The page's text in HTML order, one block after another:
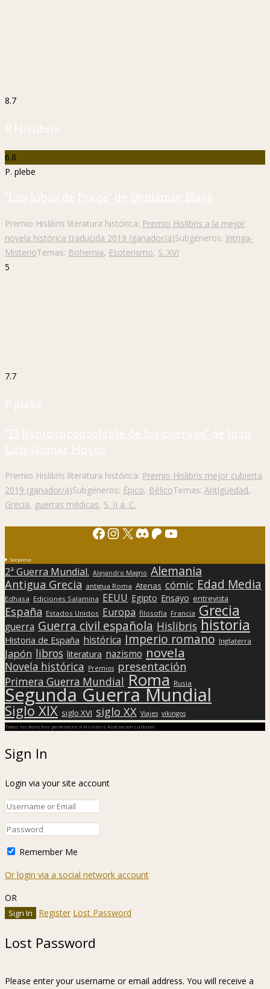
8.7
P. Hislibris
6.8
P. plebe
"Los lobos de Praga" de Benjamin Black
Premio Hislibris literatura histórica: Premio Hislibris a la mejor
novela histórica traducida 2019 (ganador/a)Subgéneros: Intriga-
MisterioTemas: Bohemia, Esoterismo, S. XVI
5
7.7
P. plebe
"El llanto inconsolable de los cuervos" de Juan
Luis Gomar Hoyos
Premio Hislibris literatura histórica: Premio Hislibris mejor cubierta
2019 (ganador/a)Subgéneros: Épico, BélicoTemas: Antigüedad,
Grecia, guerras médicas, S. II a. C.
Facebook
Instagram
X Discord
Patreon
YouTube
Sorpresa
2ª Guerra Mundial. Alejandro Magno Alemania
Antigua Grecia antigua Roma Atenas cómic Edad Media
Edhasa Ediciones Salamina EEUU Egipto Ensayo entrevista
España Estados Unidos Europa filosofía Francia Grecia
guerra Guerra civil española Hislibris historia
Historia de España histórica Imperio romano Inglaterra
Japón libros literatura nazismo novela
Novela histórica Premios presentación
Primera Guerra Mundial Roma Rusia
Segunda Guerra Mundial
Siglo XIX siglo XVI siglo XX Viajes vikingos
Todos los derechos pertenecen a Hislibris Asociación cultural
Sign In
Login via your site account
Remember Me
Or login via a social network account
OR
Register Lost Password
Lost Password
Please enter your username or email address. You will receive a